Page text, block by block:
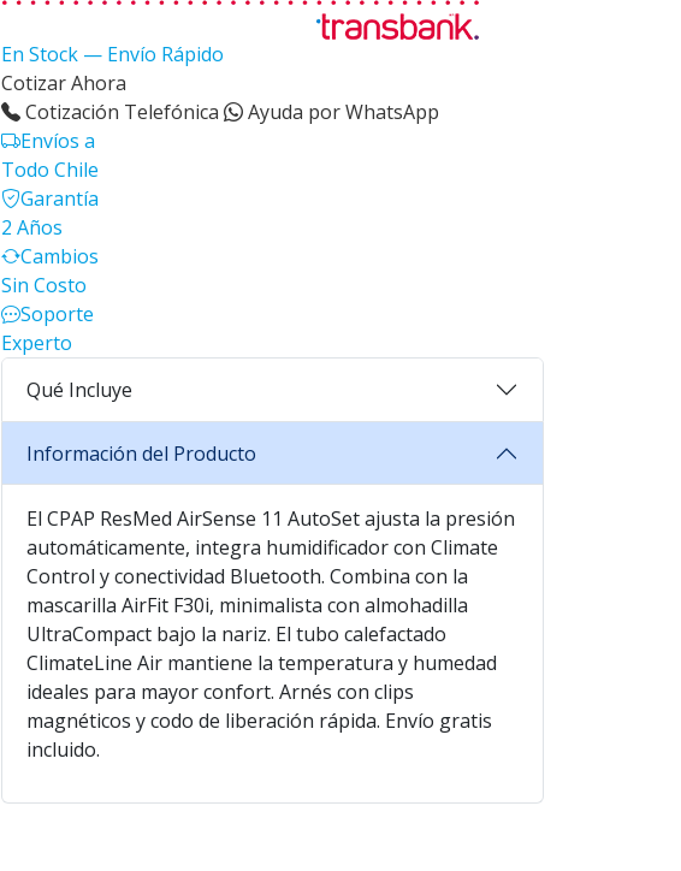
En Stock — Envío Rápido
Cotizar Ahora
Cotización Telefónica
Ayuda por WhatsApp
Envíos a
Todo Chile
Garantía
2 Años
Cambios
Sin Costo
Soporte
Experto
Qué Incluye
Información del Producto
El CPAP ResMed AirSense 11 AutoSet ajusta la presión
automáticamente, integra humidificador con Climate
Control y conectividad Bluetooth. Combina con la
mascarilla AirFit F30i, minimalista con almohadilla
UltraCompact bajo la nariz. El tubo calefactado
ClimateLine Air mantiene la temperatura y humedad
ideales para mayor confort. Arnés con clips
magnéticos y codo de liberación rápida. Envío gratis
incluido.